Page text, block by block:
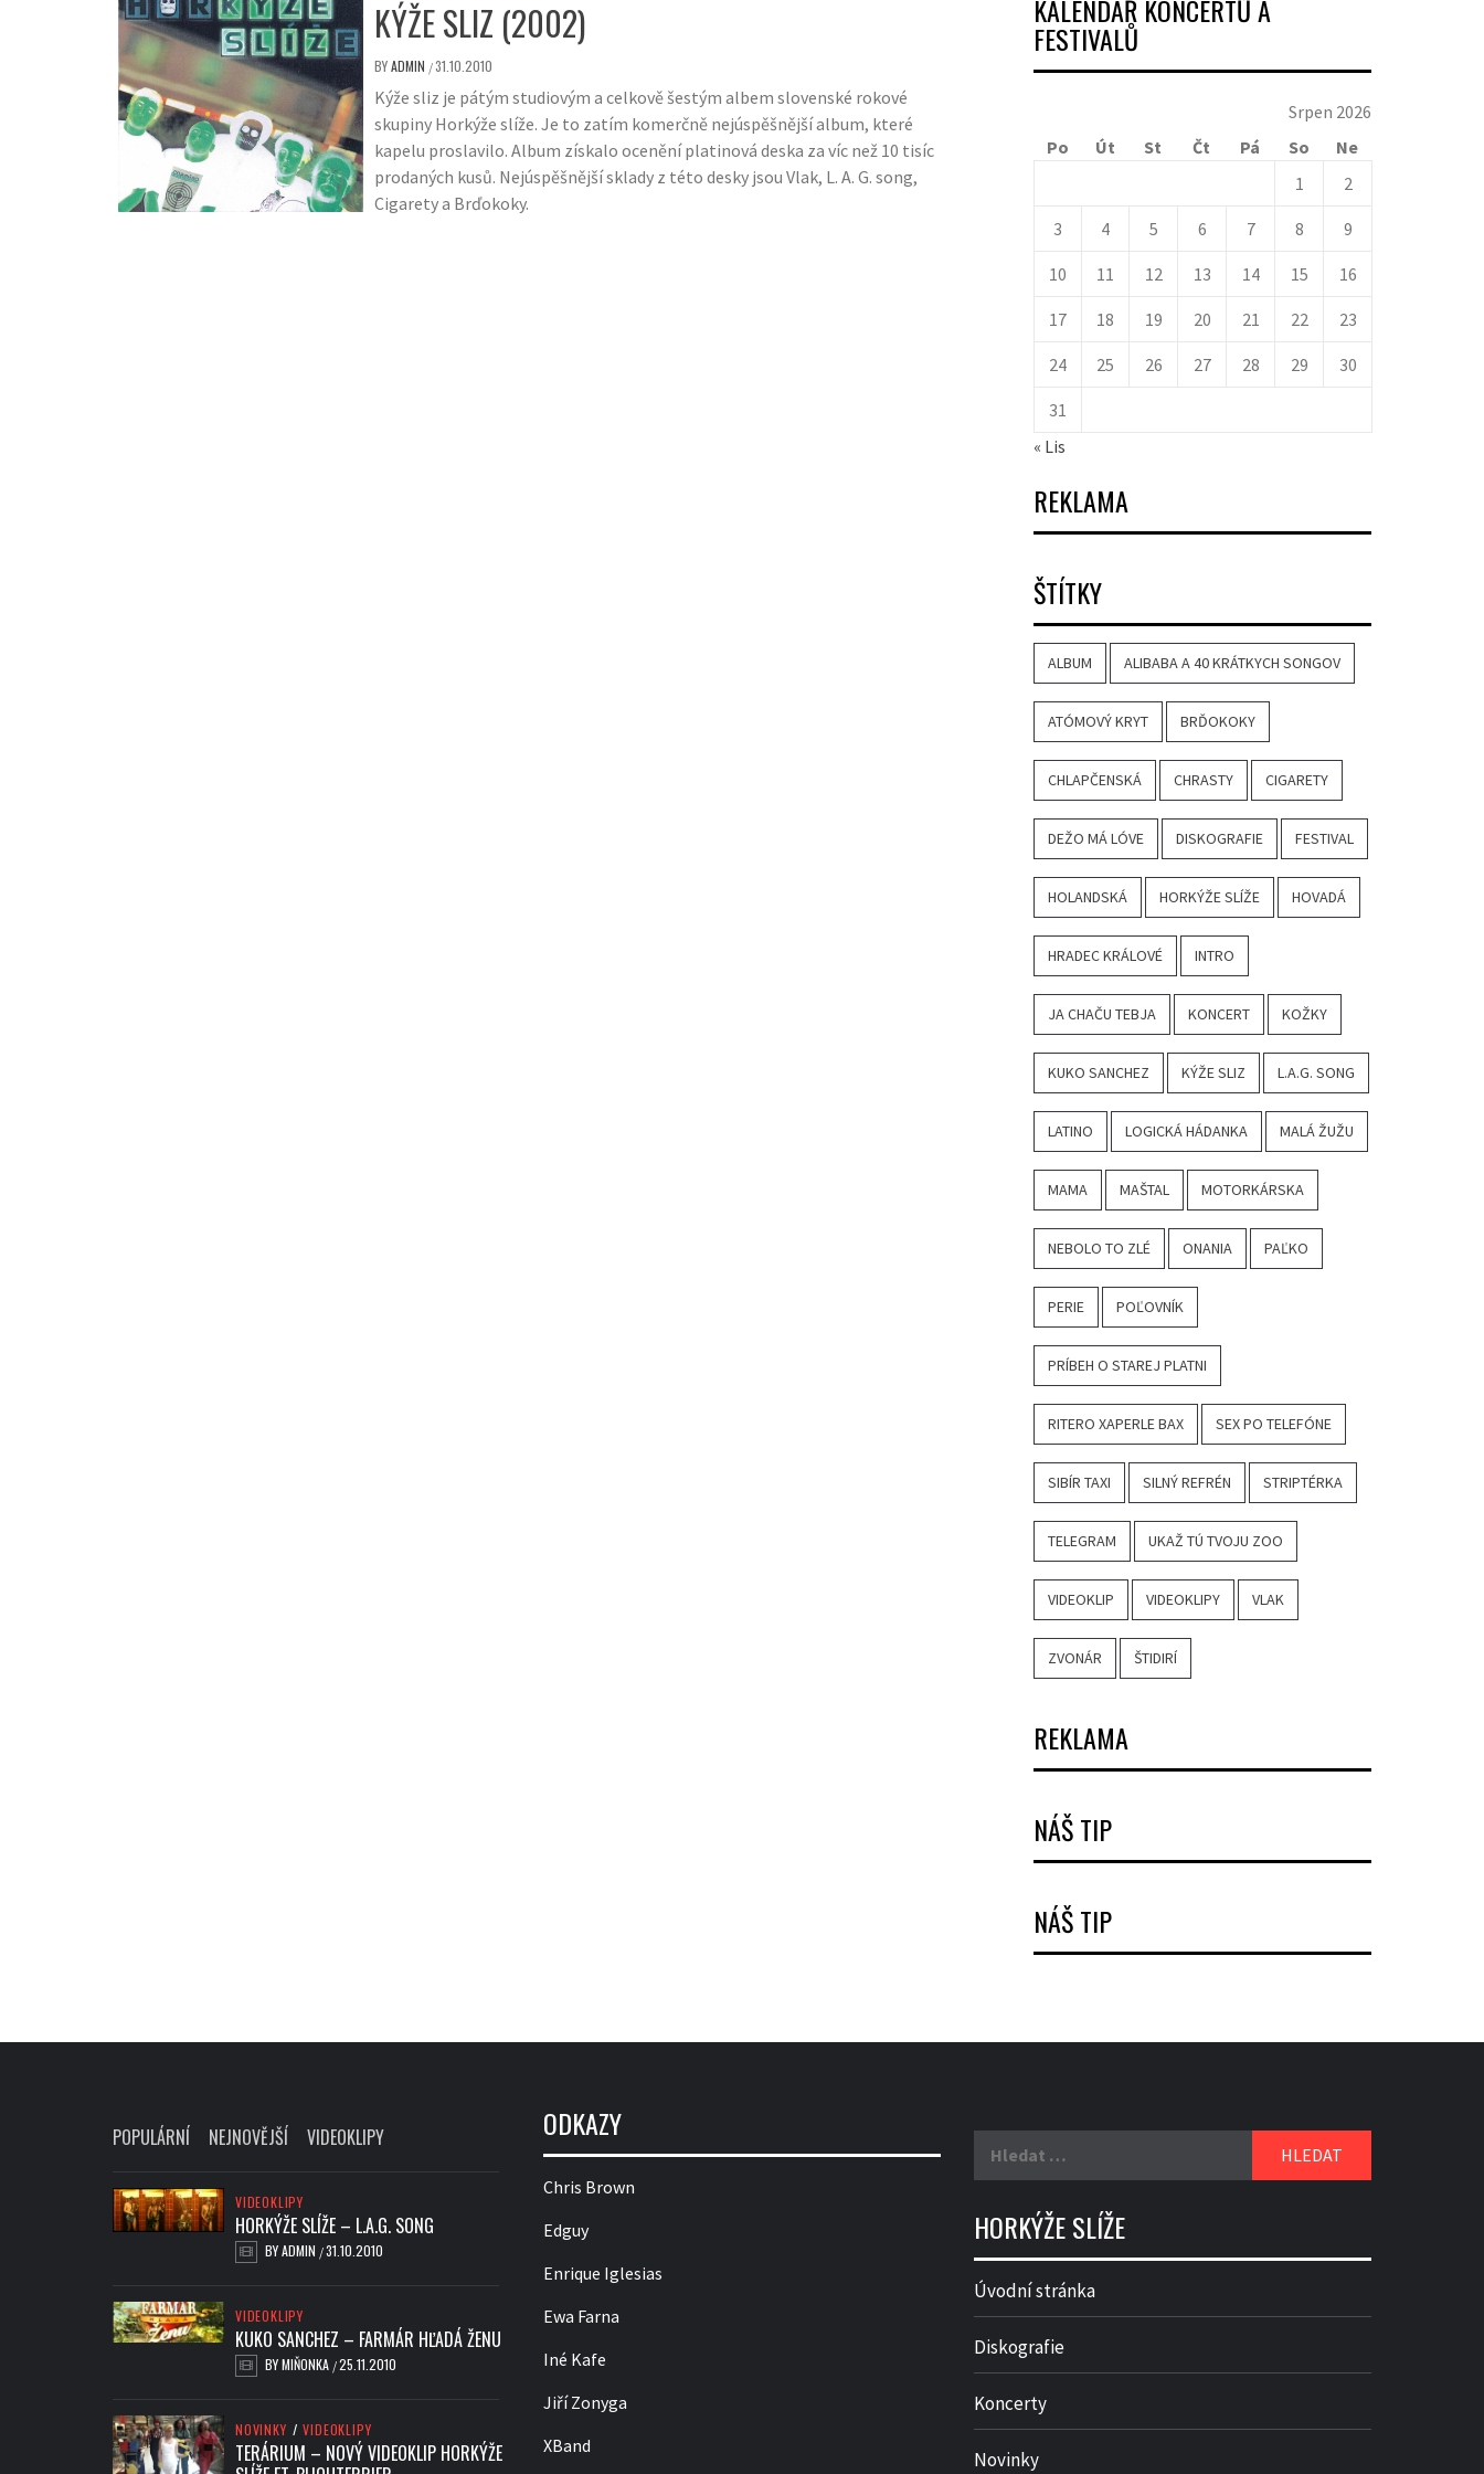
KÝŽE SLIZ (2002)
BYADMIN /31.10.2010
Kýže sliz je pátým studiovým a celkově šestým albem slovenské rokové
skupiny Horkýže slíže. Je to zatím komerčně nejúspěšnější album, které
kapelu proslavilo. Album získalo ocenění platinová deska za víc než 10 tisíc
prodaných kusů. Nejúspěšnější sklady z této desky jsou Vlak, L. A. G. song,
Cigarety a Brďokoky.
KALENDÁŘ KONCERTŮ A
FESTIVALŮ
Srpen 2026
Po
Út St Čt Pá So
Ne
1
2
3 4 5 6 7 8 9
10 11 12 13 14 15 16
17 18 19 20 21 22 23
24 25 26 27 28 29 30
31
« Lis
REKLAMA
ŠTÍTKY
ALBUM ALIBABA A 40 KRÁTKYCH SONGOV
ATÓMOVÝ KRYT BRĎOKOKY
CHLAPČENSKÁ CHRASTY CIGARETY
DEŽO MÁ LÓVE DISKOGRAFIE FESTIVAL
HOLANDSKÁ HORKÝŽE SLÍŽE HOVADÁ
HRADEC KRÁLOVÉ INTRO
JA CHAČU TEBJA KONCERT KOŽKY
KUKO SANCHEZ KÝŽE SLIZ L.A.G. SONG
LATINO LOGICKÁ HÁDANKA MALÁ ŽUŽU
MAMA MAŠTAL MOTORKÁRSKA
NEBOLO TO ZLÉ ONANIA PAĽKO
PERIE POĽOVNÍK
PRÍBEH O STAREJ PLATNI
RITERO XAPERLE BAX SEX PO TELEFÓNE
SIBÍR TAXI SILNÝ REFRÉN STRIPTÉRKA
TELEGRAM UKAŽ TÚ TVOJU ZOO
VIDEOKLIP VIDEOKLIPY VLAK
ZVONÁR ŠTIDIRÍ
REKLAMA
NÁŠ TIP
NÁŠ TIP
POPULÁRNÍ NEJNOVĚJŠÍ VIDEOKLIPY
VIDEOKLIPY
HORKÝŽE SLÍŽE – L.A.G. SONG
BYADMIN /31.10.2010
VIDEOKLIPY
KUKO SANCHEZ – FARMÁR HĽADÁ ŽENU
BYMIŇONKA /25.11.2010
NOVINKY / VIDEOKLIPY
TERÁRIUM – NOVÝ VIDEOKLIP HORKÝŽE
ODKAZY
Chris Brown
Edguy
Enrique Iglesias
Ewa Farna
Iné Kafe
Jiří Zonyga
XBand
HORKÝŽE SLÍŽE
Úvodní stránka
Diskografie
Koncerty
Novinky